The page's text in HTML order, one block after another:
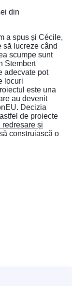
din
a spus și Cécile,
să lucreze când
scumpe sunt
Stembert
adecvate pot
locuri
este una
au devenit
Decizia
de proiecte
și
construiască o